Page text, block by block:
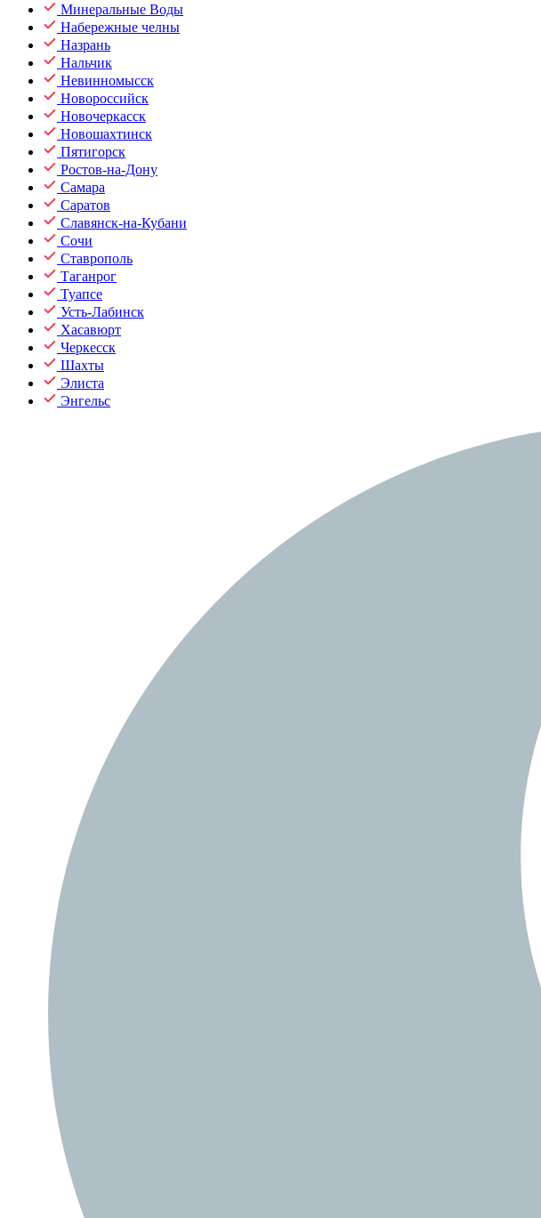
Минеральные Воды
Набережные челны
Назрань
Нальчик
Невинномысск
Новороссийск
Новочеркасск
Новошахтинск
Пятигорск
Ростов-на-Дону
Самара
Саратов
Славянск-на-Кубани
Сочи
Ставрополь
Таганрог
Туапсе
Усть-Лабинск
Хасавюрт
Черкесск
Шахты
Элиста
Энгельс